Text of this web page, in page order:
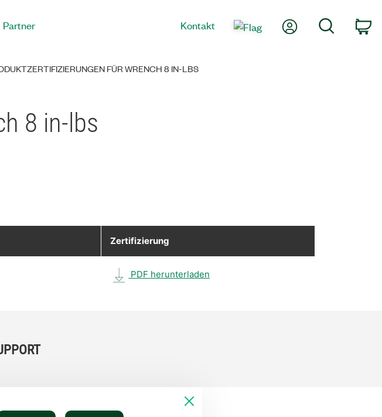
Partner Kontakt Mein KontoSuche
FÜR WRENCH 8 IN-LBS
8 in-lbs
Zertifizierung
PDF herunterladen